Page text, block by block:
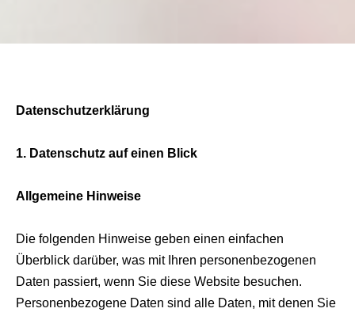
Datenschutzerklärung
1. Datenschutz auf einen Blick
Allgemeine Hinweise
Die folgenden Hinweise geben einen einfachen
Überblick darüber, was mit Ihren personenbezogenen
Daten passiert, wenn Sie diese Website besuchen.
Personenbezogene Daten sind alle Daten, mit denen Sie